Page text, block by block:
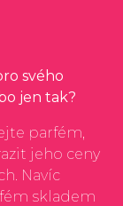
svého
jen tak?
parfém,
jeho ceny
Navíc
skladem